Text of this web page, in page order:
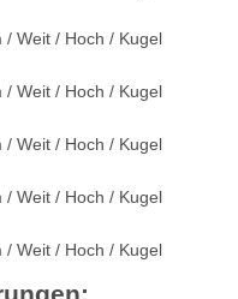
Weit / Hoch / Kugel
Weit / Hoch / Kugel
Weit / Hoch / Kugel
Weit / Hoch / Kugel
Weit / Hoch / Kugel